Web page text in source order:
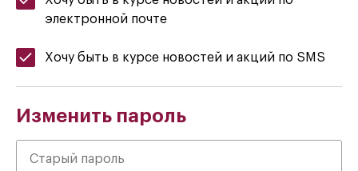
электронной почте
Хочу быть в курсе новостей и акций по SMS
Изменить пароль